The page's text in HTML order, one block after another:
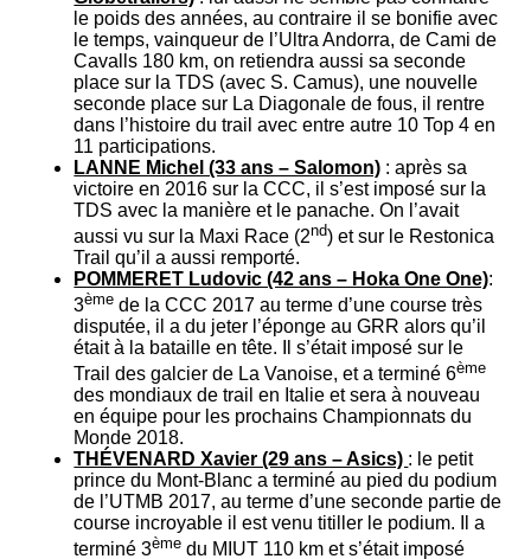
le poids des années, au contraire il se bonifie avec
le temps, vainqueur de l’Ultra Andorra, de Cami de
Cavalls 180 km, on retiendra aussi sa seconde
place sur la TDS (avec S. Camus), une nouvelle
seconde place sur La Diagonale de fous, il rentre
dans l’histoire du trail avec entre autre 10 Top 4 en
11 participations.
LANNE Michel (33 ans – Salomon) : après sa
victoire en 2016 sur la CCC, il s’est imposé sur la
TDS avec la manière et le panache. On l’avait
aussi vu sur la Maxi Race (2nd) et sur le Restonica
Trail qu’il a aussi remporté.
POMMERET Ludovic (42 ans – Hoka One One):
3ème de la CCC 2017 au terme d’une course très
disputée, il a du jeter l’éponge au GRR alors qu’il
était à la bataille en tête. Il s’était imposé sur le
Trail des galcier de La Vanoise, et a terminé 6ème
des mondiaux de trail en Italie et sera à nouveau
en équipe pour les prochains Championnats du
Monde 2018.
THÉVENARD Xavier (29 ans – Asics) : le petit
prince du Mont-Blanc a terminé au pied du podium
de l’UTMB 2017, au terme d’une seconde partie de
course incroyable il est venu titiller le podium. Il a
terminé 3ème du MIUT 110 km et s’était imposé